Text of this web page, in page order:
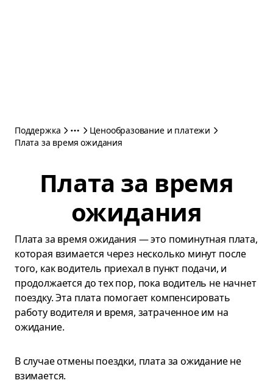
Поддержка
Ценообразование и платежи
Плата за время ожидания
Плата за время
ожидания
Плата за время ожидания — это поминутная плата,
которая взимается через несколько минут после
того, как водитель приехал в пункт подачи, и
продолжается до тех пор, пока водитель не начнет
поездку. Эта плата помогает компенсировать
работу водителя и время, затраченное им на
ожидание.
В случае отмены поездки, плата за ожидание не
взимается.